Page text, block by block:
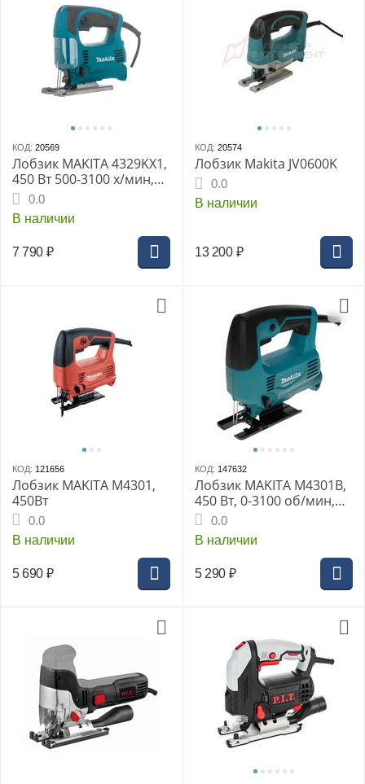
КОД: 20569
Лобзик MAKITA 4329KX1,
450 Вт 500-3100 х/мин,
4х ступ. маятн. ход, кейс
+набор A-86898 из 5
пилок
0.0
В наличии
7 790 ₽
КОД: 20574
Лобзик Makita JV0600K
0.0
В наличии
13 200 ₽
КОД: 121656
Лобзик MAKITA M4301,
450Вт
0.0
В наличии
5 690 ₽
КОД: 147632
Лобзик MAKITA M4301B,
450 Вт, 0-3100 об/мин,
дерево 65 мм, ход 18
мм, маятниковый ход
0.0
В наличии
5 290 ₽